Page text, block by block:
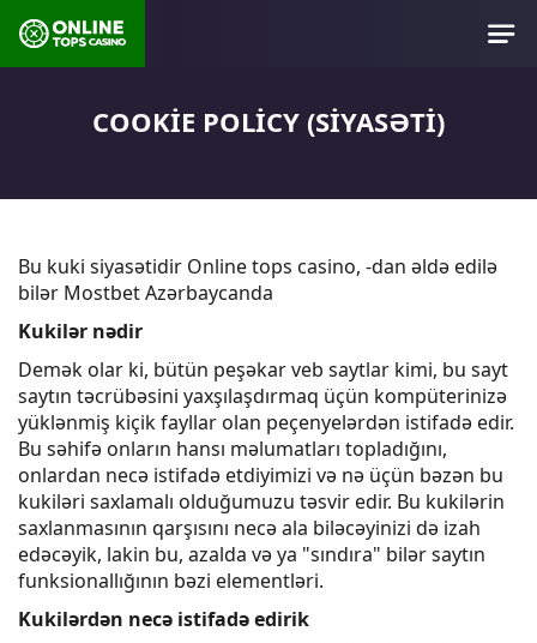
COOKIE POLICY (SIYASƏTI)
Bu kuki siyasətidir Online tops casino, -dan əldə edilə
bilər Mostbet Azərbaycanda
Kukilər nədir
Demək olar ki, bütün peşəkar veb saytlar kimi, bu sayt
saytın təcrübəsini yaxşılaşdırmaq üçün kompüterinizə
yüklənmiş kiçik fayllar olan peçenyelərdən istifadə edir.
Bu səhifə onların hansı məlumatları topladığını,
onlardan necə istifadə etdiyimizi və nə üçün bəzən bu
kukiləri saxlamalı olduğumuzu təsvir edir. Bu kukilərin
saxlanmasının qarşısını necə ala biləcəyinizi də izah
edəcəyik, lakin bu, azalda və ya "sındıra" bilər saytın
funksionallığının bəzi elementləri.
Kukilərdən necə istifadə edirik